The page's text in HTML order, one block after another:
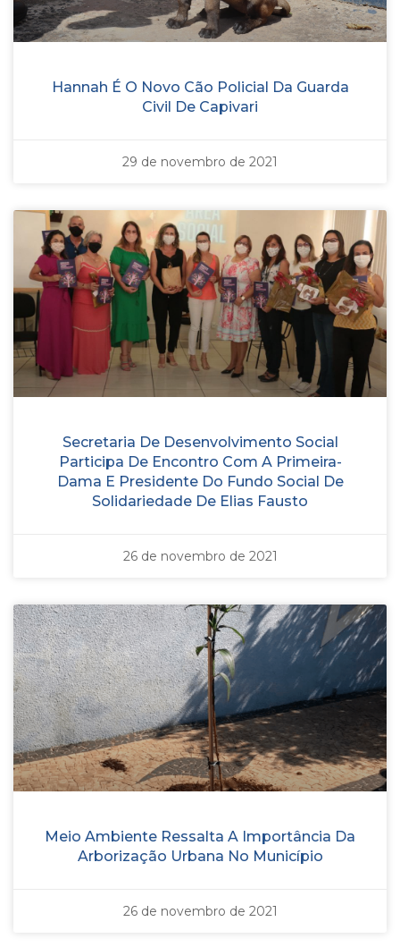
Hannah É O Novo Cão Policial Da Guarda
Civil De Capivari
29 de novembro de 2021
Secretaria De Desenvolvimento Social
Participa De Encontro Com A Primeira-
Dama E Presidente Do Fundo Social De
Solidariedade De Elias Fausto
26 de novembro de 2021
Meio Ambiente Ressalta A Importância Da
Arborização Urbana No Município
26 de novembro de 2021